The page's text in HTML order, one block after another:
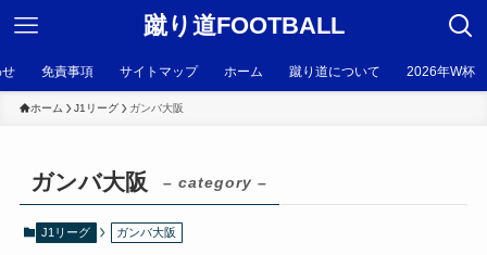
蹴り道FOOTBALL
免責事項 サイトマップ ホーム 蹴り道について 2026年W杯
ホーム J1リーグ ガンバ大阪
ガンバ大阪 – category –
J1リーグ ガンバ大阪